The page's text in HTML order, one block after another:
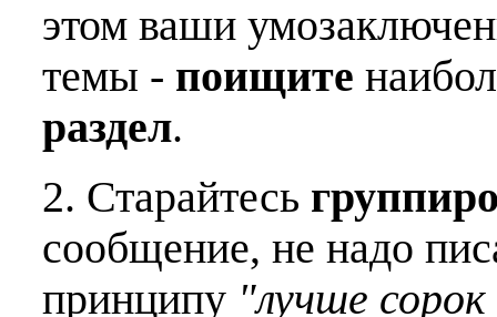
этом ваши
темы - поищите
раздел.
2. Старайтесь
сообщение, не надо
принципу "лучше